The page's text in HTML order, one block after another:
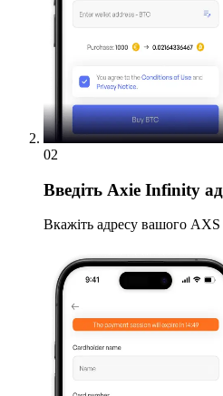
02
Введіть Axie Infinity
Вкажіть адресу вашого AXS